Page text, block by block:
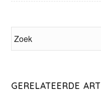
GERELATEERDE